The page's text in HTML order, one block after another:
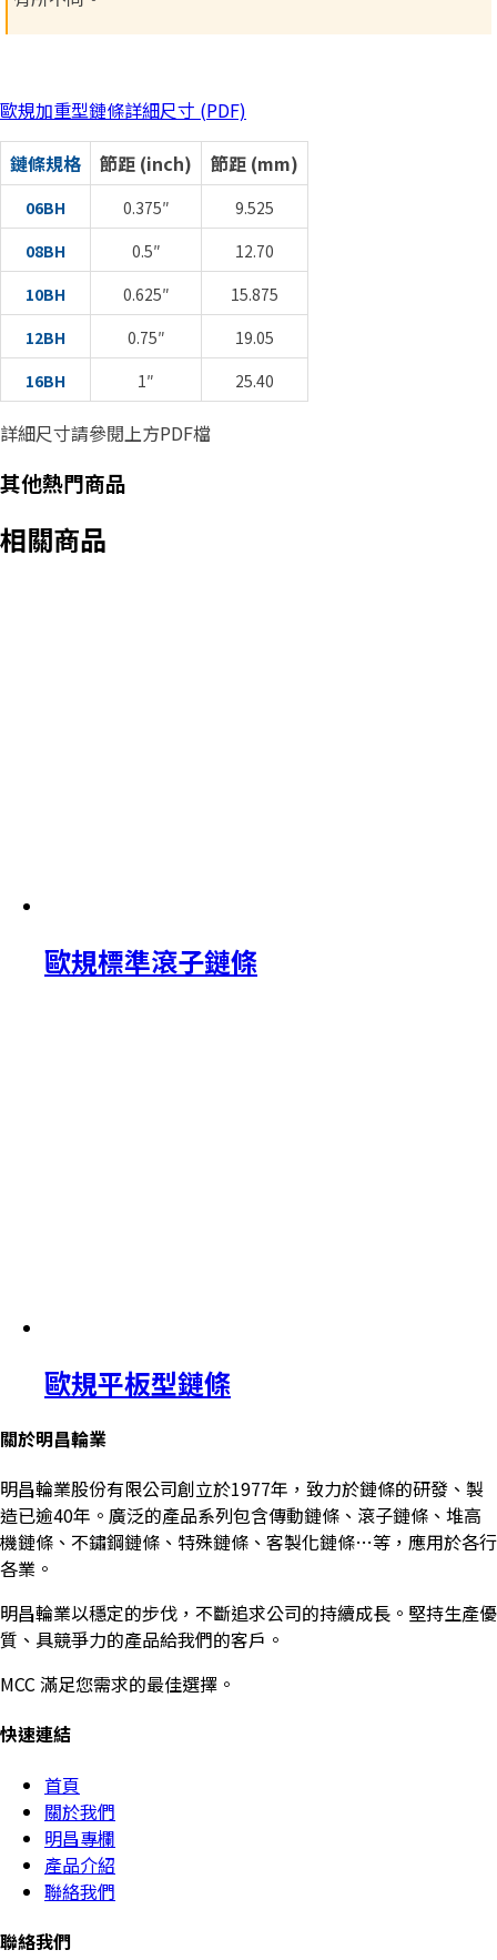
歐規加重型鏈條詳細尺寸 (PDF)
鏈條規格
節距 (inch) 節距 (mm)
06BH 0.375″
9.525
08BH
0.5″
12.70
10BH
0.625″
15.875
12BH
0.75″
19.05
16BH
1″ 25.40
詳細尺寸請參閱上方PDF檔
其他熱門商品
相關商品
歐規標準滾子鏈條
歐規平板型鏈條
關於明昌輪業
明昌輪業股份有限公司創立於1977年，致力於鏈條的研發、製
造已逾40年。廣泛的產品系列包含傳動鏈條、滾子鏈條、堆高
機鏈條、不鏽鋼鏈條、特殊鏈條、客製化鏈條…等，應用於各行
各業。
明昌輪業以穩定的步伐，不斷追求公司的持續成長。堅持生產優
質、具競爭力的產品給我們的客戶。
MCC 滿足您需求的最佳選擇。
快速連結
首頁
關於我們
明昌專欄
產品介紹
聯絡我們
聯絡我們